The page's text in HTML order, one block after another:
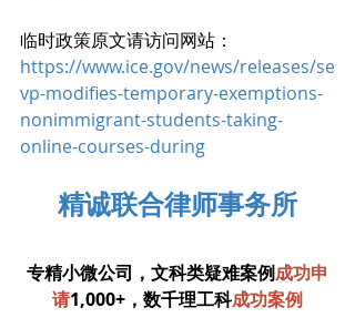
临时政策原文请访问网站：
https://www.ice.gov/news/releases/se
vp-modifies-temporary-exemptions-
nonimmigrant-students-taking-
online-courses-during
精诚联合律师事务所
专精小微公司，文科类疑难案例成功申
请1,000+，数千理工科成功案例